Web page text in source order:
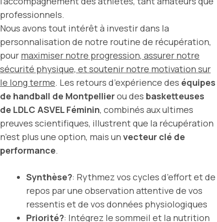
professionnels.
Nous avons tout intérêt à investir dans la
personnalisation de notre routine de récupération,
pour maximiser notre progression, assurer notre
sécurité physique, et soutenir notre motivation sur
le long terme. Les retours d’expérience des équipes
de handball de Montpellierou des basketteuses
de LDLC ASVEL Féminin, combinés aux ultimes
preuves scientifiques, illustrent que la récupération
n’est plus une option, mais un vecteur clé de
performance.
Synthèse?: Rythmez vos cycles d’effort et de
repos par une observation attentive de vos
ressentis et de vos données physiologiques
Priorité?: Intégrez le sommeil et la nutrition